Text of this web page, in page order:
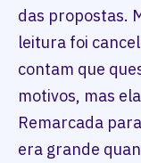
das propostas.
leitura foi
contam que
motivos, mas
Remarcada
era grande